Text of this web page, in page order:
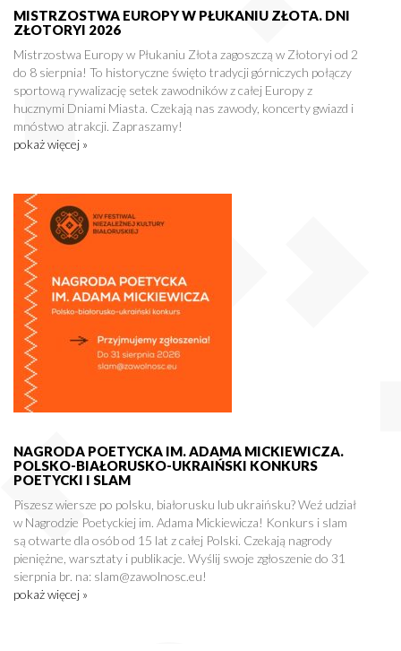
MISTRZOSTWA EUROPY W PŁUKANIU ZŁOTA. DNI
ZŁOTORYI 2026
Mistrzostwa Europy w Płukaniu Złota zagoszczą w Złotoryi od 2
do 8 sierpnia! To historyczne święto tradycji górniczych połączy
sportową rywalizację setek zawodników z całej Europy z
hucznymi Dniami Miasta. Czekają nas zawody, koncerty gwiazd i
mnóstwo atrakcji. Zapraszamy!
pokaż więcej »
NAGRODA POETYCKA IM. ADAMA MICKIEWICZA.
POLSKO-BIAŁORUSKO-UKRAIŃSKI KONKURS
POETYCKI I SLAM
Piszesz wiersze po polsku, białorusku lub ukraińsku? Weź udział
w Nagrodzie Poetyckiej im. Adama Mickiewicza! Konkurs i slam
są otwarte dla osób od 15 lat z całej Polski. Czekają nagrody
pieniężne, warsztaty i publikacje. Wyślij swoje zgłoszenie do 31
sierpnia br. na: slam@zawolnosc.eu!
pokaż więcej »